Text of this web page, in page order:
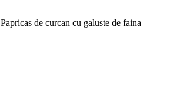
Papricas de curcan cu galuste de faina